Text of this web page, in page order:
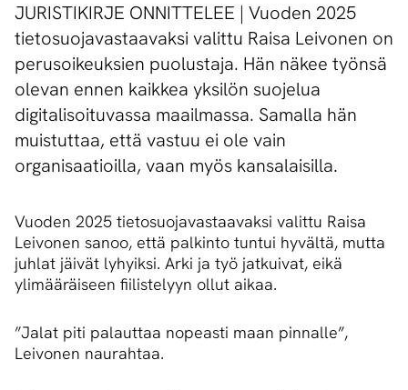
JURISTIKIRJE ONNITTELEE | Vuoden 2025
tietosuojavastaavaksi valittu Raisa Leivonen on
perusoikeuksien puolustaja. Hän näkee työnsä
olevan ennen kaikkea yksilön suojelua
digitalisoituvassa maailmassa. Samalla hän
muistuttaa, että vastuu ei ole vain
organisaatioilla, vaan myös kansalaisilla.
Vuoden 2025 tietosuojavastaavaksi valittu Raisa
Leivonen sanoo, että palkinto tuntui hyvältä, mutta
juhlat jäivät lyhyiksi. Arki ja työ jatkuivat, eikä
ylimääräiseen fiilistelyyn ollut aikaa.
”Jalat piti palauttaa nopeasti maan pinnalle”,
Leivonen naurahtaa.